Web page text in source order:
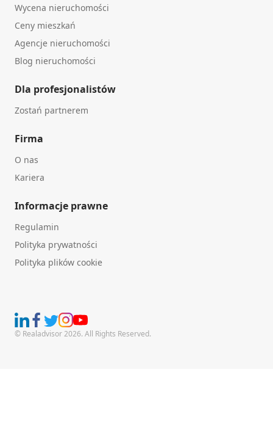
Wycena nieruchomości
Ceny mieszkań
Agencje nieruchomości
Blog nieruchomości
Dla profesjonalistów
Zostań partnerem
Firma
O nas
Kariera
Informacje prawne
Regulamin
Polityka prywatności
Polityka plików cookie
© Realadvisor 2026. All Rights Reserved.